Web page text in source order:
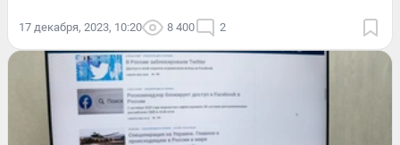
17 декабря, 2023, 10:20 8 400 2